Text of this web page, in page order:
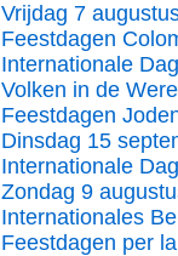
Vrijdag 7
Feestdagen
Internationale
Volken in de
Feestdagen
Dinsdag 15
Internationale
Zondag 9
Internationales
Feestdagen per